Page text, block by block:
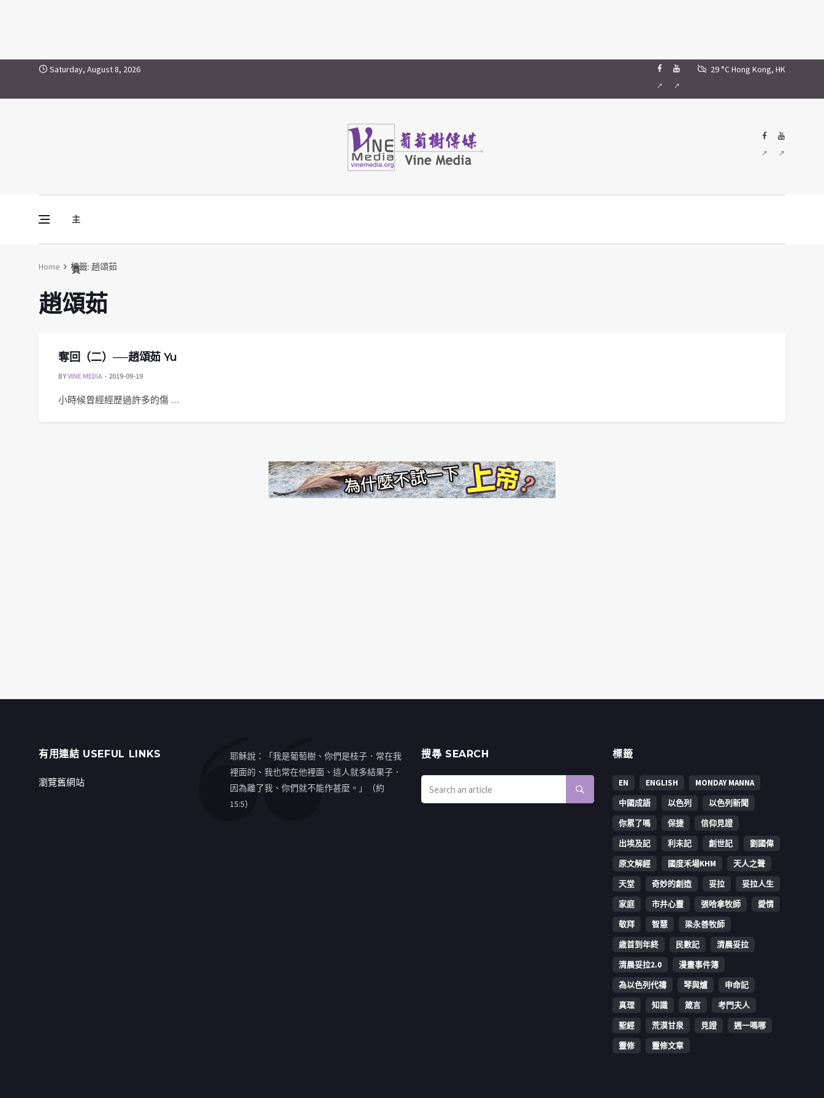
Skip to content
趙頌茹Saturday, August 8, 2026 29 °CHong Kong, HK
主
頁
Vine Media
葡萄樹傳媒
Home 標籤: 趙頌茹
趙頌茹
奪回（二）──趙頌茹 Yu
BYVINE MEDIA 2019-09-19
小時候曾經經歷過許多的傷 …
有用連結 USEFUL LINKS
瀏覽舊網站
耶穌說：「我是葡萄樹、你們是枝子．常在我
裡面的、我也常在他裡面、這人就多結果子．
因為離了我、你們就不能作甚麼。」（約
15:5）
搜㝷 SEARCH 標籤
EN ENGLISH
MONDAY MANNA
中國成語
以色列
以色列新聞
你累了嗎
保捷
信仰見證
出埃及記
利未記 創世記
劉國偉
原文解經
國度禾場KHM
天人之聲
天堂
奇妙的創造 妥拉
妥拉人生
家庭
市井心靈 張哈拿牧師
愛情
敬拜
智慧
梁永善牧師
歳首到年終
民數記
清晨妥拉
清晨妥拉2.0
漫畫事件簿
為以色列代禱
琴與爐
申命記
真理
知識 箴言
考門夫人
聖經
荒漠甘泉 見證
週一嗎哪
靈修
靈修文章